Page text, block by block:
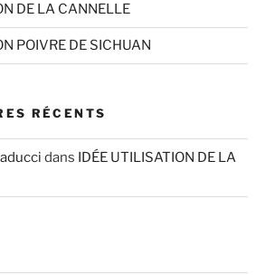
DE LA CANNELLE
POIVRE DE SICHUAN
RÉCENTS
dans IDÉE UTILISATION DE LA